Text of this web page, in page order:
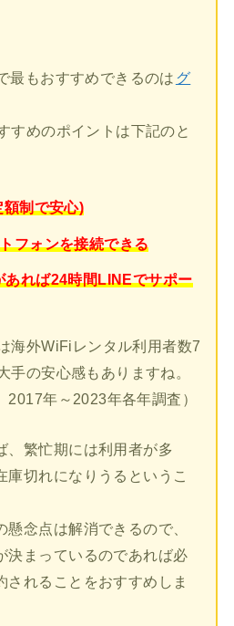
最もおすすめできるのは グ
すめのポイントは下記のと
制で安心)
フォンを接続できる
あれば24時間LINEでサポー
海外WiFiレンタル利用者数7
手の安心感もありますね。
2017年～2023年各年調査）
、繁忙期には利用者が多
庫切れになりうるというこ
念点は解消できるので、
決まっているのであれば必
されることをおすすめしま